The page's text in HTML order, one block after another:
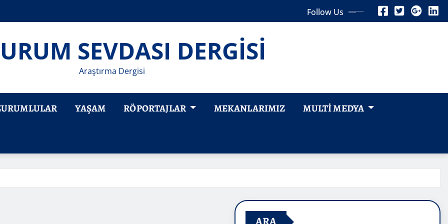
Follow Us
SEVDASI DERGİSİ
Araştırma Dergisi
YAŞAM RÖPORTAJLAR MEKANLARIMIZ MULTI MEDYA